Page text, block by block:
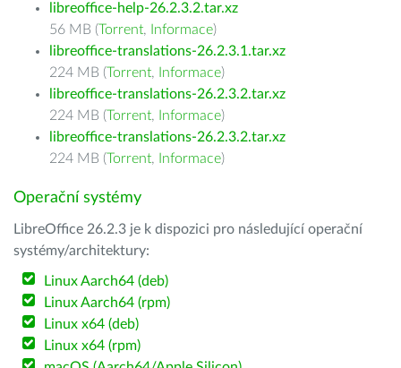
libreoffice-help-26.2.3.2.tar.xz
56 MB (Torrent, Informace)
libreoffice-translations-26.2.3.1.tar.xz
224 MB (Torrent, Informace)
libreoffice-translations-26.2.3.2.tar.xz
224 MB (Torrent, Informace)
libreoffice-translations-26.2.3.2.tar.xz
224 MB (Torrent, Informace)
Operační systémy
LibreOffice 26.2.3 je k dispozici pro následující operační
systémy/architektury:
Linux Aarch64 (deb)
Linux Aarch64 (rpm)
Linux x64 (deb)
Linux x64 (rpm)